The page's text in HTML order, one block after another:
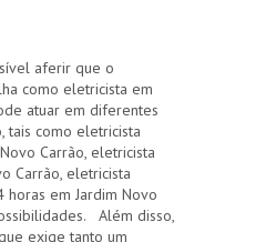
aferir que o
como eletricista em
atuar em diferentes
tais como eletricista
Carrão, eletricista
Carrão, eletricista
horas em Jardim Novo
Além disso,
exige tanto um